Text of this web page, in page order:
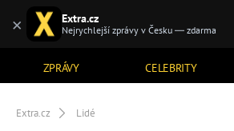
ZPRÁVY CELEBRITY
Extra.cz Lidé
× Extra.cz
Nejrychlejší zprávy v Česku — zdarma